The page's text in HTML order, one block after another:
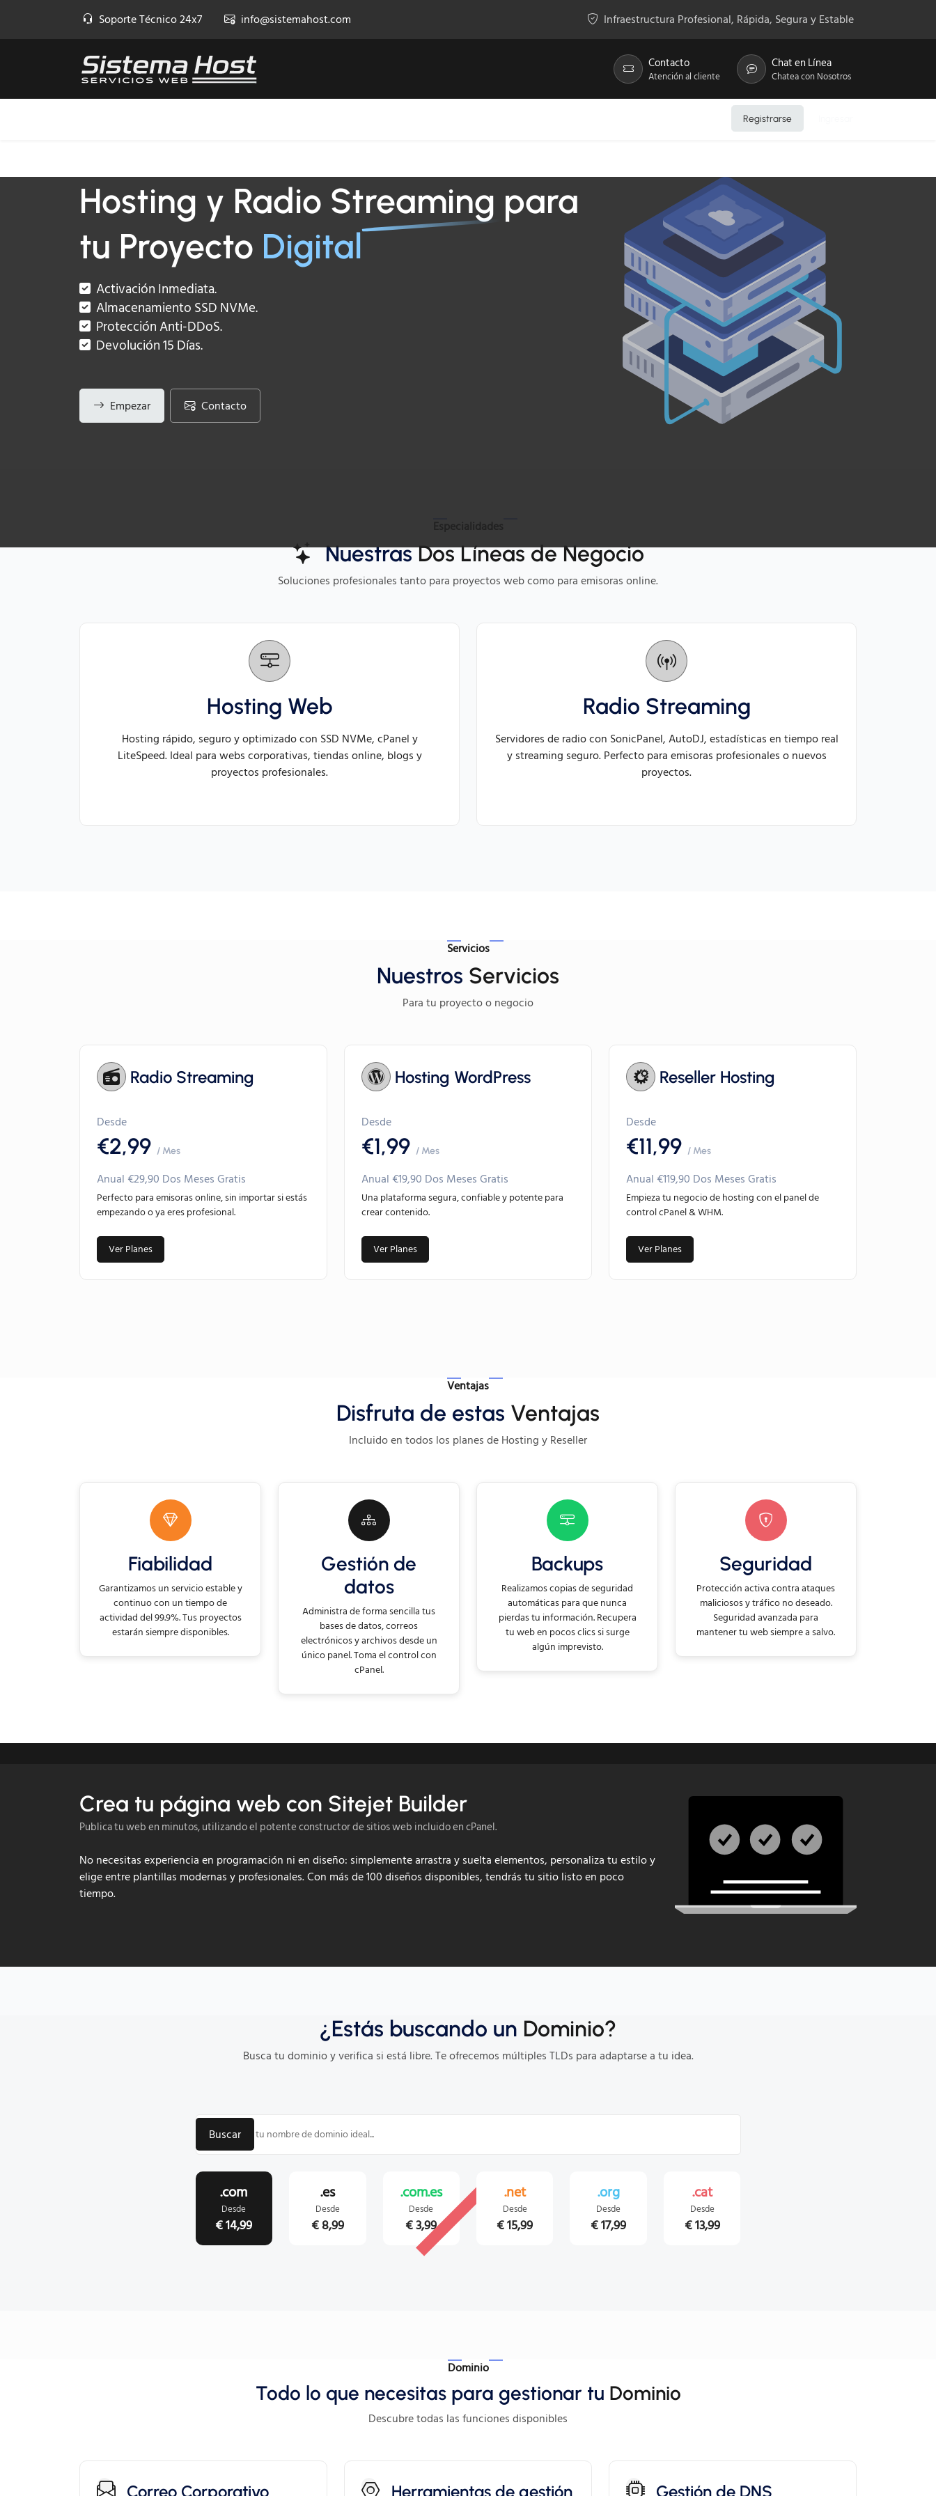
Soporte Técnico 24x7 info@sistemahost.com Infraestructura Profesional, Rápida, Segura y Estable
Contacto
Atención al cliente
Chat en Línea
Chatea con Nosotros
Registrarse
Hosting y Radio Streaming para
tu Proyecto Digital
Activación Inmediata.
Almacenamiento SSD NVMe.
Protección Anti-DDoS.
Devolución 15 Días.
Empezar Contacto
NuestrasDos Líneas de Negocio
Soluciones profesionales tanto para proyectos web como para emisoras online.
Hosting Web
Hosting rápido, seguro y optimizado con SSD NVMe, cPanel y
LiteSpeed. Ideal para webs corporativas, tiendas online, blogs y
proyectos profesionales.
Radio Streaming
Servidores de radio con SonicPanel, AutoDJ, estadísticas en tiempo real
y streaming seguro. Perfecto para emisoras profesionales o nuevos
proyectos.
Servicios
Nuestros Servicios
Para tu proyecto o negocio
Radio Streaming
Desde
€2,99 / Mes
Anual €29,90 Dos Meses Gratis
Perfecto para emisoras online, sin importar si estás
empezando o ya eres profesional.
Ver Planes
Hosting WordPress
Desde
€1,99 / Mes
Anual €19,90 Dos Meses Gratis
Una plataforma segura, confiable y potente para
crear contenido.
Ver Planes
Reseller Hosting
Desde
€11,99 / Mes
Anual €119,90 Dos Meses Gratis
Empieza tu negocio de hosting con el panel de
control cPanel & WHM.
Ver Planes
Ventajas
Disfruta de estas Ventajas
Incluido en todos los planes de Hosting y Reseller
Fiabilidad
Garantizamos un servicio estable y
continuo con un tiempo de
actividad del 99.9%. Tus proyectos
estarán siempre disponibles.
Gestión de
datos
Administra de forma sencilla tus
bases de datos, correos
electrónicos y archivos desde un
único panel. Toma el control con
cPanel.
Backups
Realizamos copias de seguridad
automáticas para que nunca
pierdas tu información. Recupera
tu web en pocos clics si surge
algún imprevisto.
Seguridad
Protección activa contra ataques
maliciosos y tráfico no deseado.
Seguridad avanzada para
mantener tu web siempre a salvo.
Crea tu página web con Sitejet Builder
Publica tu web en minutos, utilizando el potente constructor de sitios web incluido en cPanel.
No necesitas experiencia en programación ni en diseño: simplemente arrastra y suelta elementos, personaliza tu estilo y
elige entre plantillas modernas y profesionales. Con más de 100 diseños disponibles, tendrás tu sitio listo en poco
tiempo.
¿Estás buscando un Dominio?
Busca tu dominio y verifica si está libre. Te ofrecemos múltiples TLDs para adaptarse a tu idea.
Buscar
.com
Desde
€ 14,99
.es
Desde
€ 8,99
TOP
.com.es
Desde
€ 3,99
.net
Desde
€ 15,99
.org
Desde
€ 17,99
.cat
Desde
€ 13,99
Dominio
Todo lo que necesitas para gestionar tu Dominio
Descubre todas las funciones disponibles
Correo Corporativo Herramientas de gestión Gestión de DNS